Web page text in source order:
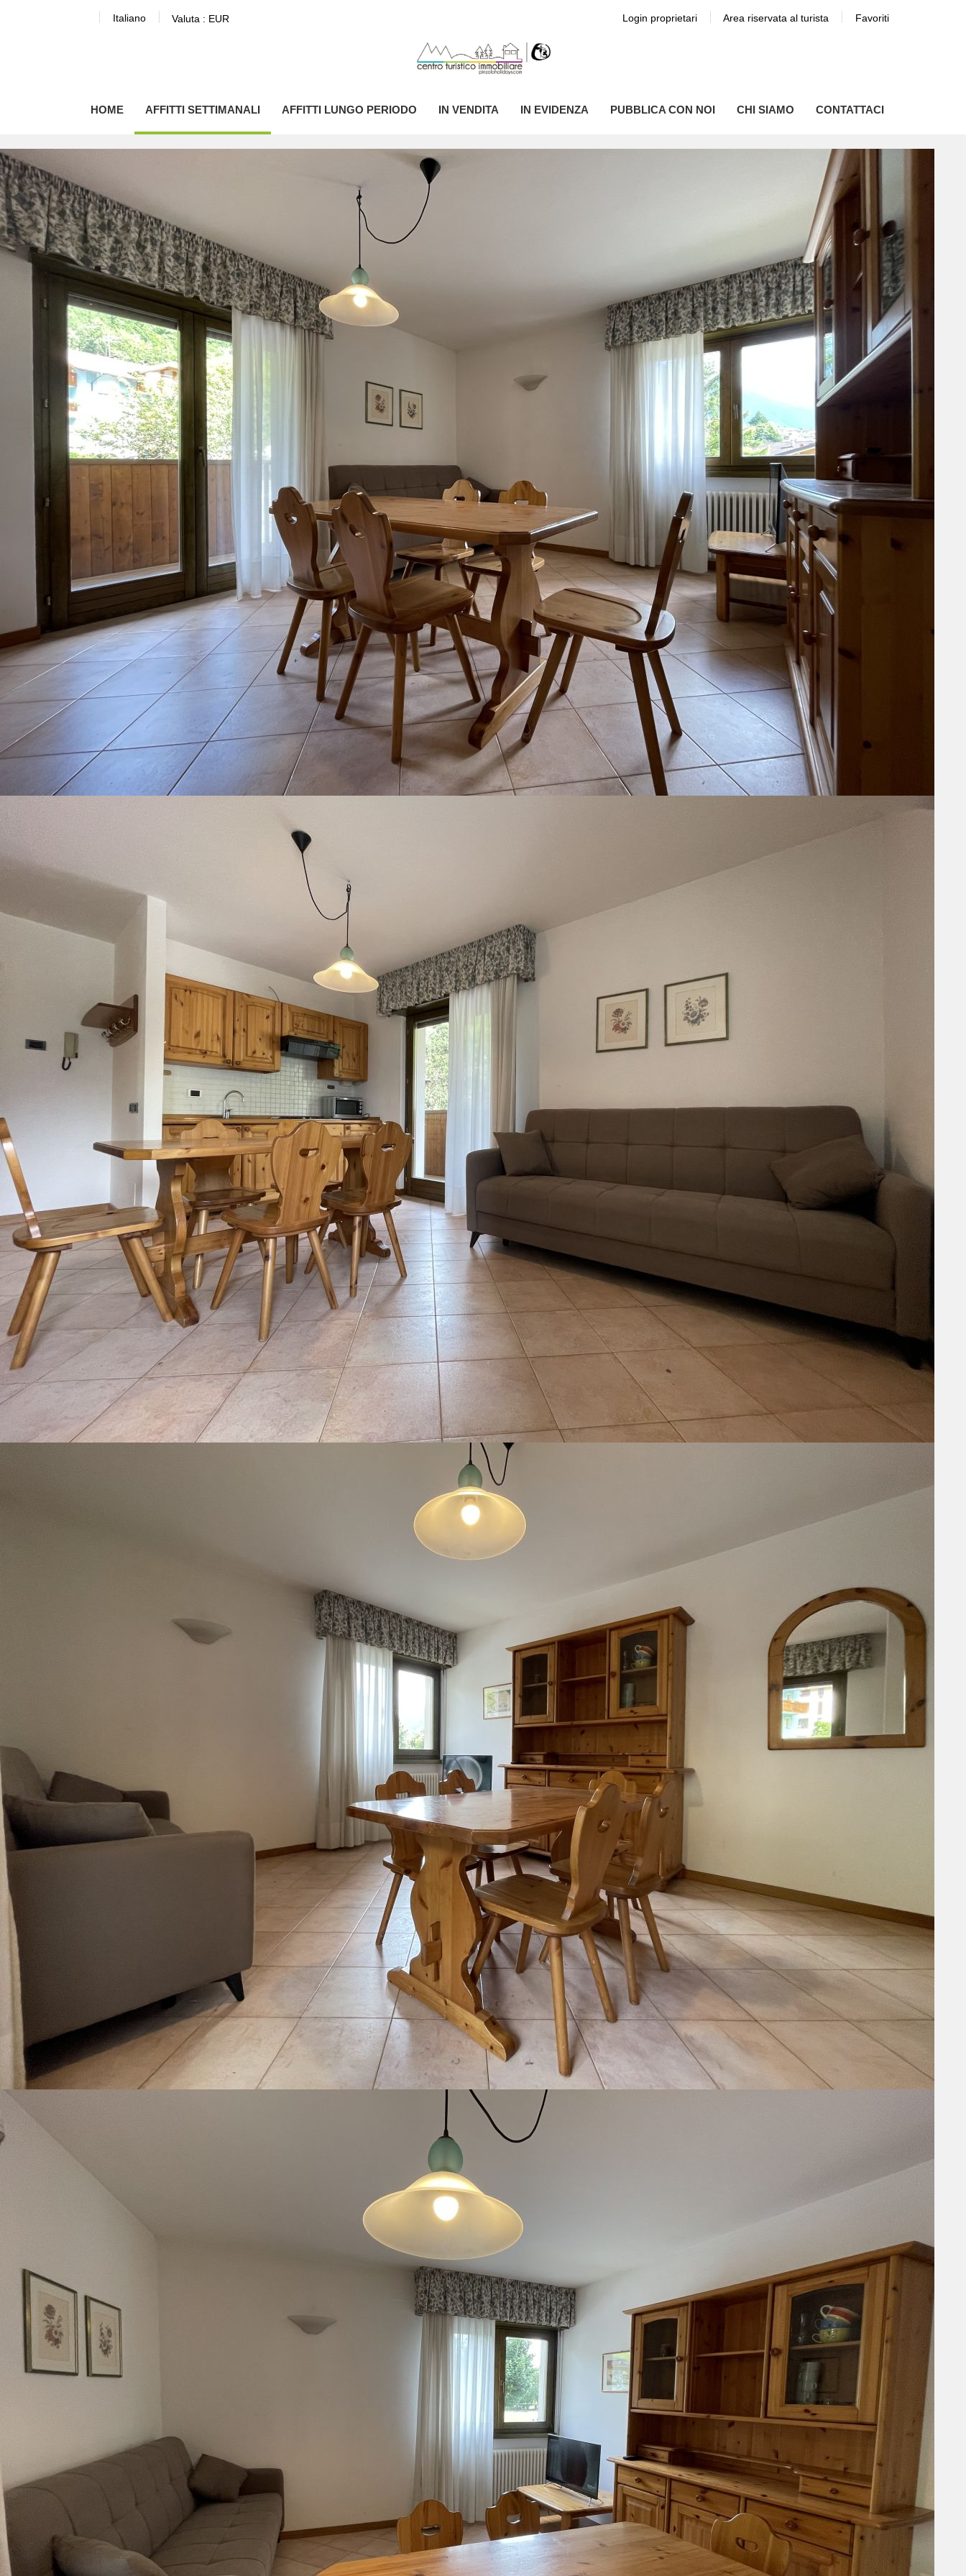
Italiano Valuta : EUR Favoriti
Area riservata al turista
Login proprietari
HOME AFFITTI SETTIMANALI AFFITTI LUNGO PERIODO IN VENDITA IN EVIDENZA PUBBLICA CON NOI CHI SIAMO CONTATTACI